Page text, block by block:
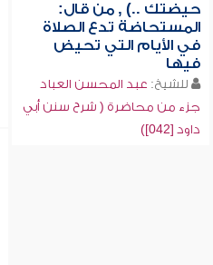
حيضتك ..) , من قال:
المستحاضة تدع الصلاة
في الأيام التي تحيض
فيها
للشيخ: عبد المحسن العباد
جزء من محاضرة ( شرح سنن أبي
داود [042])